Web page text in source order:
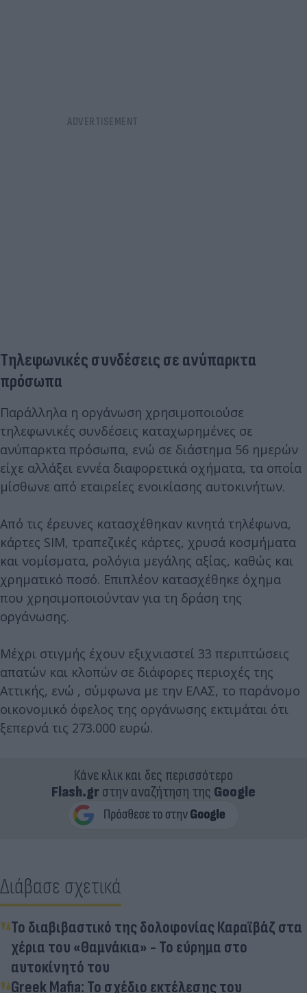
Τηλεφωνικές συνδέσεις σε ανύπαρκτα
πρόσωπα
Παράλληλα η οργάνωση χρησιμοποιούσε
τηλεφωνικές συνδέσεις καταχωρημένες σε
ανύπαρκτα πρόσωπα, ενώ σε διάστημα 56 ημερών
είχε αλλάξει εννέα διαφορετικά οχήματα, τα οποία
μίσθωνε από εταιρείες ενοικίασης αυτοκινήτων.
Από τις έρευνες κατασχέθηκαν κινητά τηλέφωνα,
κάρτες SIM, τραπεζικές κάρτες, χρυσά κοσμήματα
και νομίσματα, ρολόγια μεγάλης αξίας, καθώς και
χρηματικό ποσό. Επιπλέον κατασχέθηκε όχημα
που χρησιμοποιούνταν για τη δράση της
οργάνωσης.
Μέχρι στιγμής έχουν εξιχνιαστεί 33 περιπτώσεις
απατών και κλοπών σε διάφορες περιοχές της
Αττικής, ενώ , σύμφωνα με την ΕΛΑΣ, το παράνομο
οικονομικό όφελος της οργάνωσης εκτιμάται ότι
ξεπερνά τις 273.000 ευρώ.
Κάνε κλικ και δες περισσότερο
Flash.grστην αναζήτηση της Google
Διάβασε σχετικά
Το διαβιβαστικό της δολοφονίας Καραϊβάζ στα
χέρια του «Θαμνάκια» - Το εύρημα στο
αυτοκίνητό του
Greek Mafia: Το σχέδιο εκτέλεσης του